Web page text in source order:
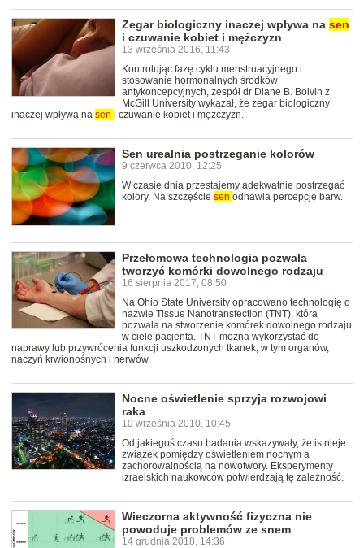
Zegar biologiczny inaczej wpływa na sen
i czuwanie kobiet i mężczyzn
13 września 2016, 11:43
Kontrolując fazę cyklu menstruacyjnego i
stosowanie hormonalnych środków
antykoncepcyjnych, zespół dr Diane B. Boivin z
McGill University wykazał, że zegar biologiczny
inaczej wpływa na sen i czuwanie kobiet i mężczyzn.
Sen urealnia postrzeganie kolorów
9 czerwca 2010, 12:25
W czasie dnia przestajemy adekwatnie postrzegać
kolory. Na szczęście sen odnawia percepcję barw.
Przełomowa technologia pozwala
tworzyć komórki dowolnego rodzaju
16 sierpnia 2017, 08:50
Na Ohio State University opracowano technologię o
nazwie Tissue Nanotransfection (TNT), która
pozwala na stworzenie komórek dowolnego rodzaju
w ciele pacjenta. TNT można wykorzystać do
naprawy lub przywrócenia funkcji uszkodzonych tkanek, w tym organów,
naczyń krwionośnych i nerwów.
Nocne oświetlenie sprzyja rozwojowi
raka
10 września 2010, 10:45
Od jakiegoś czasu badania wskazywały, że istnieje
związek pomiędzy oświetleniem nocnym a
zachorowalnością na nowotwory. Eksperymenty
izraelskich naukowców potwierdzają tę zależność.
Wieczorna aktywność fizyczna nie
powoduje problemów ze snem
14 grudnia 2018, 14:36